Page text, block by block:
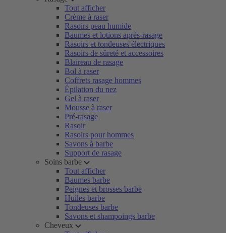
Tout afficher
Crème à raser
Rasoirs peau humide
Baumes et lotions après-rasage
Rasoirs et tondeuses électriques
Rasoirs de sûreté et accessoires
Blaireau de rasage
Bol à raser
Coffrets rasage hommes
Épilation du nez
Gel à raser
Mousse à raser
Pré-rasage
Rasoir
Rasoirs pour hommes
Savons à barbe
Support de rasage
Soins barbe
Tout afficher
Baumes barbe
Peignes et brosses barbe
Huiles barbe
Tondeuses barbe
Savons et shampoings barbe
Cheveux